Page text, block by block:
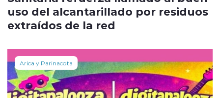
uso del alcantarillado por residuos
extraídos de la red
Arica y Parinacota